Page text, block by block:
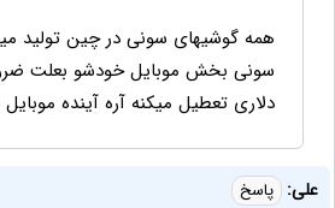
همه گوشیهای سونی در چین تولید
سونی بخش موبایل خودشو بعلت
دلاری تعطیل میکنه آره آینده
علی: پاسخ